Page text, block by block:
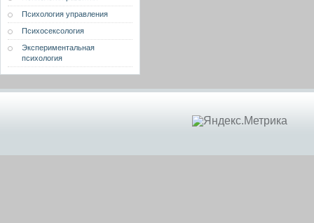
Психология управления
Психосексология
Экспериментальная
психология